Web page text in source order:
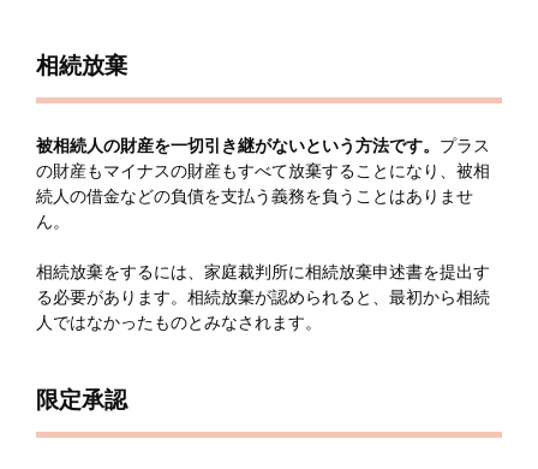
相続放棄
被相続人の財産を一切引き継がないという方法です。 プラス
の財産もマイナスの財産もすべて放棄することになり、被相
続人の借金などの負債を支払う義務を負うことはありませ
ん。
相続放棄をするには、家庭裁判所に相続放棄申述書を提出す
る必要があります。相続放棄が認められると、最初から相続
人ではなかったものとみなされます。
限定承認